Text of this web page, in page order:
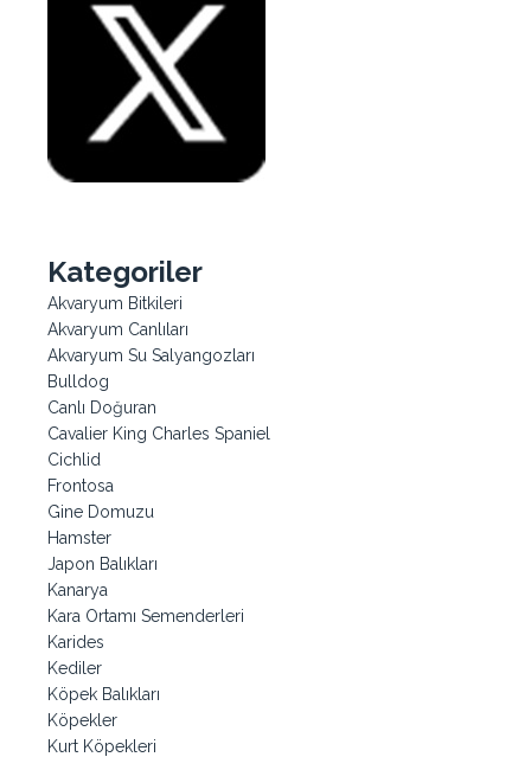
Kategoriler
Akvaryum Bitkileri
Akvaryum Canlıları
Akvaryum Su Salyangozları
Bulldog
Canlı Doğuran
Cavalier King Charles Spaniel
Cichlid
Frontosa
Gine Domuzu
Hamster
Japon Balıkları
Kanarya
Kara Ortamı Semenderleri
Karides
Kediler
Köpek Balıkları
Köpekler
Kurt Köpekleri